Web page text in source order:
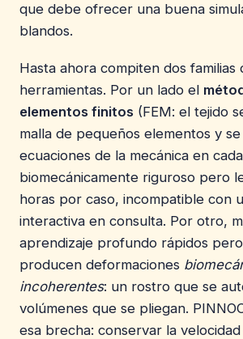
que debe ofrecer una buena
blandos.
Hasta ahora compiten dos familias
herramientas. Por un lado el
elementos finitos (FEM: el tejido
malla de pequeños elementos y
ecuaciones de la mecánica en
biomecánicamente riguroso pero
horas por caso, incompatible con
interactiva en consulta. Por otro,
aprendizaje profundo rápidos
producen deformaciones
incoherentes: un rostro que se
volúmenes que se pliegan.
esa brecha: conservar la